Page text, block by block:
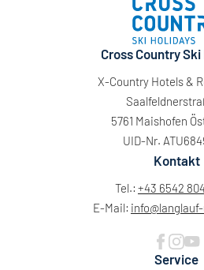
Cross Country
X-Country Hotels &
5761 Maishofen
UID-Nr.
Kontakt
Tel.: +43 6542
E-Mail: info@
Service